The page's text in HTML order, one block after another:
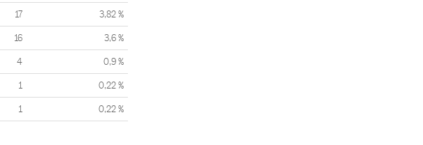
17 3,82 %
16 3,6 %
4 0,9 %
1 0,22 %
1 0,22 %